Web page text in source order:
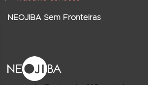
NEOJIBA Sem Fronteiras